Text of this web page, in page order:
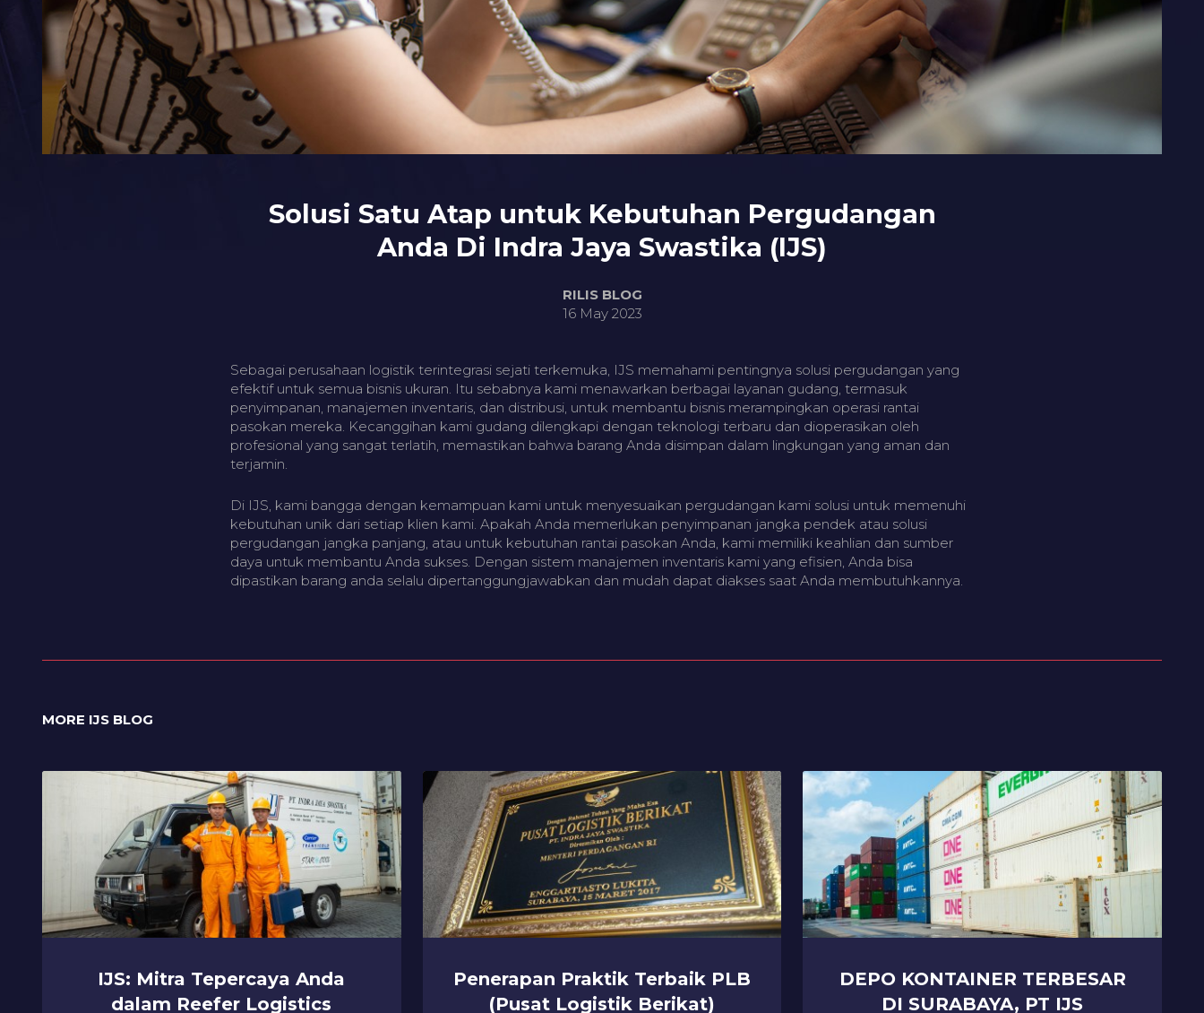
Solusi Satu Atap untuk Kebutuhan Pergudangan
Anda Di Indra Jaya Swastika (IJS)
RILIS BLOG
16 May 2023
Sebagai perusahaan logistik terintegrasi sejati terkemuka, IJS memahami pentingnya solusi pergudangan yang
efektif untuk semua bisnis ukuran. Itu sebabnya kami menawarkan berbagai layanan gudang, termasuk
penyimpanan, manajemen inventaris, dan distribusi, untuk membantu bisnis merampingkan operasi rantai
pasokan mereka. Kecanggihan kami gudang dilengkapi dengan teknologi terbaru dan dioperasikan oleh
profesional yang sangat terlatih, memastikan bahwa barang Anda disimpan dalam lingkungan yang aman dan
terjamin.
Di IJS, kami bangga dengan kemampuan kami untuk menyesuaikan pergudangan kami solusi untuk memenuhi
kebutuhan unik dari setiap klien kami. Apakah Anda memerlukan penyimpanan jangka pendek atau solusi
pergudangan jangka panjang, atau untuk kebutuhan rantai pasokan Anda, kami memiliki keahlian dan sumber
daya untuk membantu Anda sukses. Dengan sistem manajemen inventaris kami yang efisien, Anda bisa
dipastikan barang anda selalu dipertanggungjawabkan dan mudah dapat diakses saat Anda membutuhkannya.
MORE IJS BLOG
IJS: Mitra Tepercaya Anda
dalam Reefer Logistics
Penerapan Praktik Terbaik PLB
(Pusat Logistik Berikat)
DEPO KONTAINER TERBESAR
DI SURABAYA, PT IJS